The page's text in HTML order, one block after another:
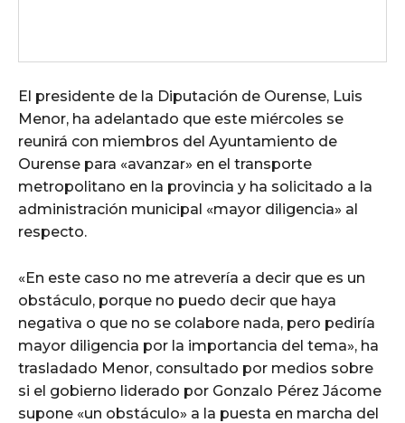
El presidente de la Diputación de Ourense, Luis
Menor, ha adelantado que este miércoles se
reunirá con miembros del Ayuntamiento de
Ourense para «avanzar» en el transporte
metropolitano en la provincia y ha solicitado a la
administración municipal «mayor diligencia» al
respecto.
«En este caso no me atrevería a decir que es un
obstáculo, porque no puedo decir que haya
negativa o que no se colabore nada, pero pediría
mayor diligencia por la importancia del tema», ha
trasladado Menor, consultado por medios sobre
si el gobierno liderado por Gonzalo Pérez Jácome
supone «un obstáculo» a la puesta en marcha del